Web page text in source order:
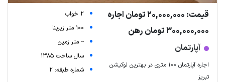
قیمت: 20,000,000 تومان اجاره
300,000,000 تومان رهن
آپارتمان
اجاره آپارتمان ۱۰۰ متری در بهترین لوکیشن
تبریز
2 خواب
100 متر زیربنا
-- متر زمین
سال ساخت 1385
شماره طبقه: 2